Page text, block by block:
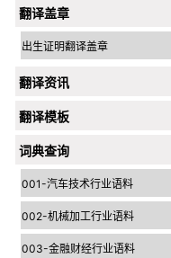
翻译盖章
出生证明翻译盖章
翻译资讯
翻译模板
词典查询
001-汽车技术行业语料
002-机械加工行业语料
003-金融财经行业语料